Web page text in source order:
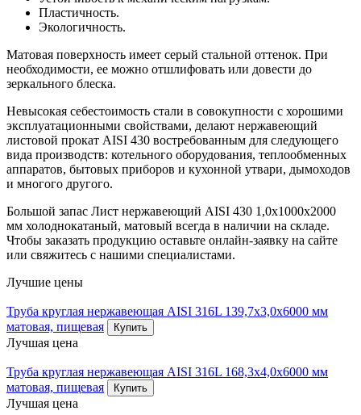
Пластичность.
Экологичность.
Матовая поверхность имеет серый стальной оттенок. При
необходимости, ее можно отшлифовать или довести до
зеркального блеска.
Невысокая себестоимость стали в совокупности с хорошими
эксплуатационными свойствами, делают нержавеющий
листовой прокат AISI 430 востребованным для следующего
вида производств: котельного оборудования, теплообменных
аппаратов, бытовых приборов и кухонной утвари, дымоходов
и многого другого.
Большой запас Лист нержавеющий AISI 430 1,0х1000х2000
мм холоднокатаный, матовый всегда в наличии на складе.
Чтобы заказать продукцию оставьте онлайн-заявку на сайте
или свяжитесь с нашими специалистами.
Лучшие цены
Труба круглая нержавеющая AISI 316L 139,7х3,0х6000 мм
матовая, пищевая
Купить
Лучшая цена
Труба круглая нержавеющая AISI 316L 168,3х4,0х6000 мм
матовая, пищевая
Купить
Лучшая цена